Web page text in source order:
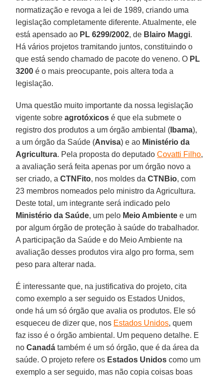
normatização e revoga a lei de 1989, criando uma
legislação completamente diferente. Atualmente, ele
está apensado ao PL 6299/2002, de Blairo Maggi.
Há vários projetos tramitando juntos, constituindo o
que está sendo chamado de pacote do veneno. O PL
3200 é o mais preocupante, pois altera toda a
legislação.
Uma questão muito importante da nossa legislação
vigente sobreagrotóxicos é que ela submete o
registro dos produtos a um órgão ambiental ( Ibama),
a um órgão da Saúde (Anvisa) e ao Ministério da
Agricultura. Pela proposta do deputadoCovatti Filho,
a avaliação será feita apenas por um órgão novo a
ser criado, aCTNFito, nos moldes daCTNBio, com
23 membros nomeados pelo ministro da Agricultura.
Deste total, um integrante será indicado pelo
Ministério da Saúde, um pelo Meio Ambiente e um
por algum órgão de proteção à saúde do trabalhador.
A participação da Saúde e do Meio Ambiente na
avaliação desses produtos vira algo pro forma, sem
peso para alterar nada.
É interessante que, na justificativa do projeto, cita
como exemplo a ser seguido os Estados Unidos,
onde há um só órgão que avalia os produtos. Ele só
esqueceu de dizer que, nos Estados Unidos, quem
faz isso é o órgão ambiental. Um pequeno detalhe. E
noCanadá também é um só órgão, que é da área da
saúde. O projeto refere os Estados Unidos como um
exemplo a ser seguido, mas não copia coisas boas